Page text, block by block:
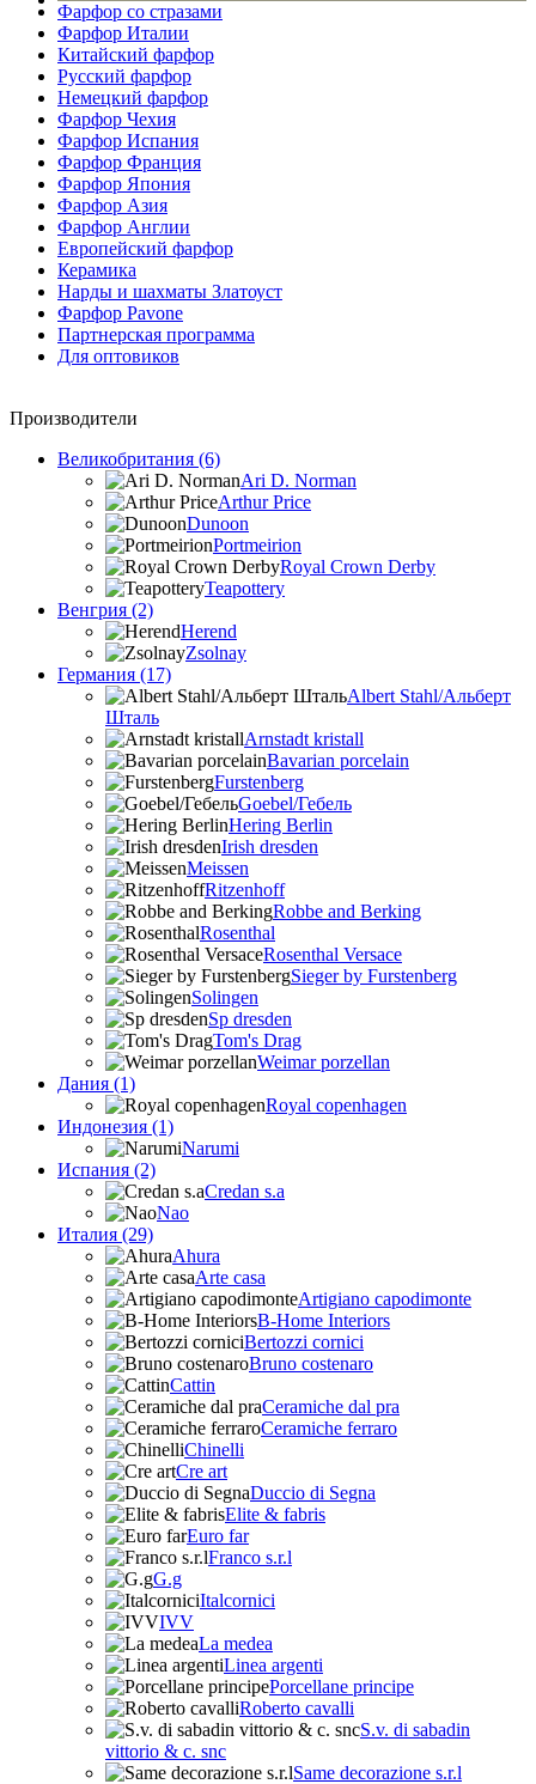
Фарфор со стразами
Фарфор Италии
Китайский фарфор
Русский фарфор
Немецкий фарфор
Фарфор Чехия
Фарфор Испания
Фарфор Франция
Фарфор Япония
Фарфор Азия
Фарфор Англии
Европейский фарфор
Керамика
Нарды и шахматы Златоуст
Фарфор Pavone
Партнерская программа
Для оптовиков
Производители
Великобритания (6)
Ari D. Norman
Arthur Price
Dunoon
Portmeirion
Royal Crown Derby
Teapottery
Венгрия (2)
Herend
Zsolnay
Германия (17)
Albert Stahl/Альбеpт
Шталь
Arnstadt kristall
Bavarian porcelain
Furstenberg
Goebel/Гебель
Hering Berlin
Irish dresden
Meissen
Ritzenhoff
Robbe and Berking
Rosenthal
Rosenthal Versace
Sieger by Furstenberg
Solingen
Sp dresden
Tom's Drag
Weimar porzellan
Дания (1)
Royal copenhagen
Индонезия (1)
Narumi
Испания (2)
Credan s.a
Nao
Италия (29)
Ahura
Arte casa
Artigiano capodimonte
B-Home Interiors
Bertozzi cornici
Bruno costenaro
Cattin
Ceramiche dal pra
Ceramiche ferraro
Chinelli
Cre art
Duccio di Segna
Elite & fabris
Euro far
Franco s.r.l
G.g
Italcornici
IVV
La medea
Linea argenti
Porcellane principe
Roberto cavalli
S.v. di sabadin
vittorio & c. snc
Same decorazione s.r.l